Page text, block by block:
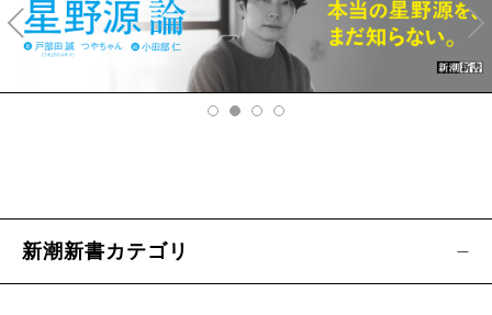
v
Ne
xt
新潮新書カテゴリ